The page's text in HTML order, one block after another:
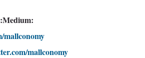
mallconomy
mallconomy